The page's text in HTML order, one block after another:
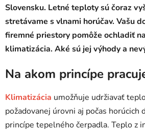
Slovensku. Letné teploty sú čoraz
stretávame s vlnami horúčav. Vašu
firemné priestory pomôže ochladiť
klimatizácia. Aké sú jej výhody a
Na akom princípe
Klimatizácia umožňuje udržiavať
požadovanej úrovni aj počas horúcich
princípe tepelného čerpadla. Teplo z